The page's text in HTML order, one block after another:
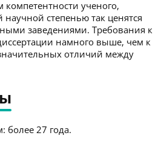
ученого,
научной степенью так ценятся
заведениями. Требования к
намного выше, чем к
отличий между
более 27 года.